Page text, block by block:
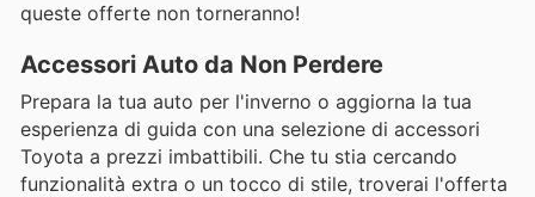
queste offerte non torneranno!
Accessori Auto da Non Perdere
Prepara la tua auto per l'inverno o aggiorna la tua
esperienza di guida con una selezione di accessori
Toyota a prezzi imbattibili. Che tu stia cercando
funzionalità extra o un tocco di stile, troverai l'offerta